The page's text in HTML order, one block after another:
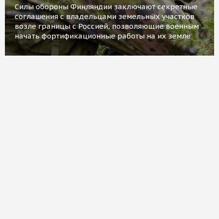
Силы обороны Финляндии заключают секретные
соглашения с владельцами земельных участков
возле границы с Россией, позволяющие военным
начать фортификационные работы на их земле